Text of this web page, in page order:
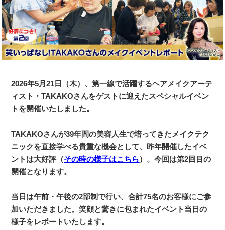
2026年5月21日（木）、第一線で活躍するヘアメイクアーテ
ィスト・TAKAKOさんをゲストに迎えたスペシャルイベン
トを開催いたしました。
TAKAKOさんが39年間の美容人生で培ってきたメイクテク
ニックを直接学べる貴重な機会として、昨年開催したイベ
ントは大好評（その時の様子はこちら）。今回は第2回目の
開催となります。
当日は午前・午後の2部制で行い、合計75名のお客様にご参
加いただきました。笑顔と驚きに包まれたイベント当日の
様子をレポートいたします。